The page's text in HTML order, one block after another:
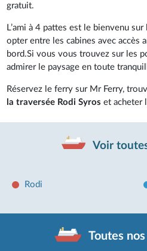
gratuit.
L’ami à 4 pattes est le bienvenu
opter entre les cabines avec accès
bord.Si vous vous trouvez sur les
admirer le paysage en toute
Réservez le ferry sur Mr Ferry,
la traversée Rodi Syros et acheter
Voir
Rodi
Toutes